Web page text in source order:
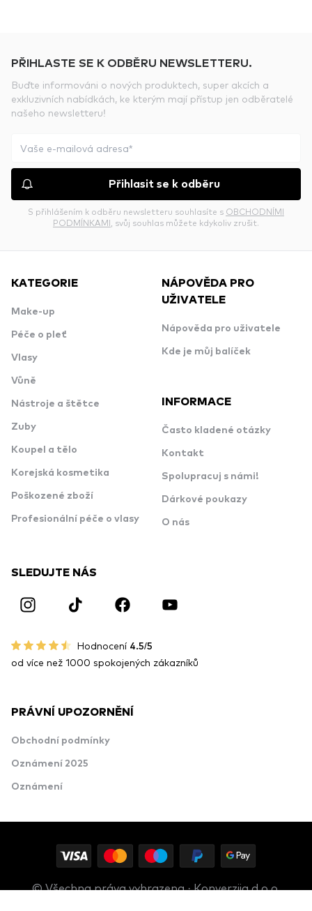
PŘIHLASTE SE K ODBĚRU NEWSLETTERU.
Buďte informováni o nových produktech, super akcích a
exkluzivních nabídkách, ke kterým mají přístup jen odběratelé
našeho newsletteru!
Přihlasit se k odběru
S přihlášením k odběru newsletteru souhlasíte s OBCHODNÍMI
PODMÍNKAMI , svůj souhlas můžete kdykoliv zrušit.
KATEGORIE
Make-up
Péče o pleť
Vlasy
Vůně
Nástroje a štětce
Zuby
Koupel a tělo
Korejská kosmetika
Poškozené zboží
Profesionální péče o vlasy
NÁPOVĚDA PRO
UŽIVATELE
Nápověda pro uživatele
Kde je můj balíček
INFORMACE
Často kladené otázky
Kontakt
Spolupracuj s námi!
Dárkové poukazy
O nás
SLEDUJTE NÁS
Hodnocení 4.5/5
od více než 1000 spokojených zákazníků
PRÁVNÍ UPOZORNĚNÍ
Obchodní podmínky
Oznámení 2025
Oznámení
© Všechna práva vyhrazena · Konverzija d.o.o.